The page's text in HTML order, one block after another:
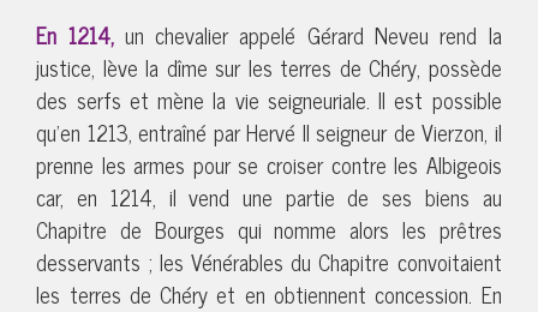
En 1214, un chevalier appelé Gérard Neveu rend la
justice, lève la dîme sur les terres de Chéry, possède
des serfs et mène la vie seigneuriale. Il est possible
qu’en 1213, entraîné par Hervé II seigneur de Vierzon, il
prenne les armes pour se croiser contre les Albigeois
car, en 1214, il vend une partie de ses biens au
Chapitre de Bourges qui nomme alors les prêtres
desservants ; les Vénérables du Chapitre convoitaient
les terres de Chéry et en obtiennent concession. En